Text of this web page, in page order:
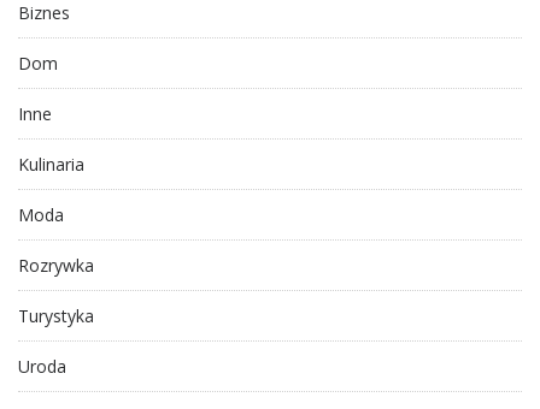
Biznes
Dom
Inne
Kulinaria
Moda
Rozrywka
Turystyka
Uroda